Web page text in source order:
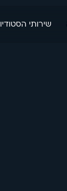
שירותי הסטודיו